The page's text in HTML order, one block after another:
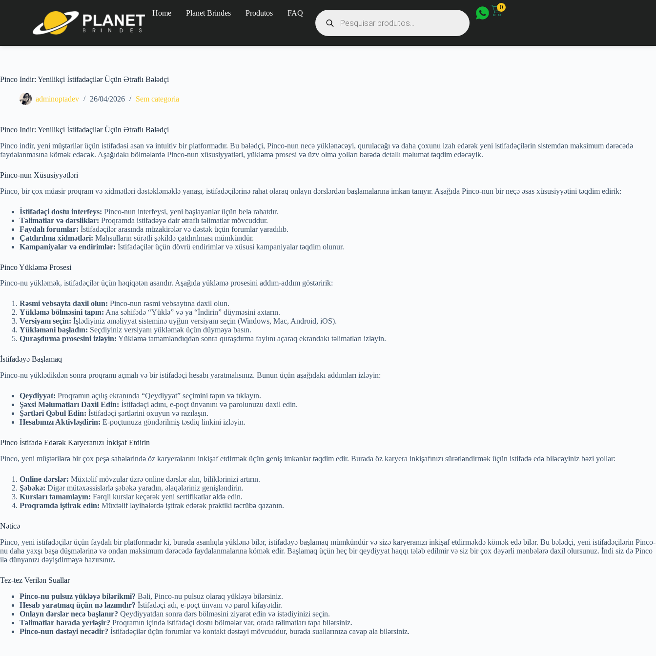
Home Planet Brindes Produtos FAQ
0
Pinco Indir: Yenilikçi İstifadəçilər Üçün Ətraflı Bələdçi
adminoptadev 26/04/2026 Sem categoria
Pinco Indir: Yenilikçi İstifadəçilər Üçün Ətraflı Bələdçi
Pinco indir, yeni müştərilər üçün istifadəsi asan və intuitiv bir platformadır. Bu bələdçi, Pinco-nun necə yüklənəcəyi, qurulacağı və daha çoxunu izah edərək yeni istifadəçilərin sistemdən maksimum dərəcədə
faydalanmasına kömək edəcək. Aşağıdakı bölmələrdə Pinco-nun xüsusiyyətləri, yükləmə prosesi və üzv olma yolları barədə detallı məlumat təqdim edəcəyik.
Pinco-nun Xüsusiyyətləri
Pinco, bir çox müasir proqram və xidmətləri dəstəkləməklə yanaşı, istifadəçilərinə rahat olaraq onlayn dərslərdən başlamalarına imkan tanıyır. Aşağıda Pinco-nun bir neçə əsas xüsusiyyətini təqdim edirik:
İstifadəçi dostu interfeys: Pinco-nun interfeysi, yeni başlayanlar üçün belə rahatdır.
Təlimatlar və dərsliklər: Proqramda istifadəyə dair ətraflı təlimatlar mövcuddur.
Faydalı forumlar: İstifadəçilər arasında müzakirələr və dəstək üçün forumlar yaradılıb.
Çatdırılma xidmətləri: Mahsulların sürətli şəkildə çatdırılması mümkündür.
Kampaniyalar və endirimlər: İstifadəçilər üçün dövrü endirimlər və xüsusi kampaniyalar təqdim olunur.
Pinco Yükləmə Prosesi
Pinco-nu yükləmək, istifadəçilər üçün həqiqətən asandır. Aşağıda yükləmə prosesini addım-addım göstəririk:
Rəsmi vebsayta daxil olun: Pinco-nun rəsmi vebsaytına daxil olun.
Yükləmə bölməsini tapın: Ana səhifədə “Yüklə” və ya “İndirin” düyməsini axtarın.
Versiyanı seçin: İşlədiyiniz əməliyyat sisteminə uyğun versiyanı seçin (Windows, Mac, Android, iOS).
Yükləməni başladın: Seçdiyiniz versiyanı yükləmək üçün düyməyə basın.
Quraşdırma prosesini izləyin: Yükləmə tamamlandıqdan sonra quraşdırma faylını açaraq ekrandakı təlimatları izləyin.
İstifadəyə Başlamaq
Pinco-nu yüklədikdən sonra proqramı açmalı və bir istifadəçi hesabı yaratmalısınız. Bunun üçün aşağıdakı addımları izləyin:
Qeydiyyat: Proqramın açılış ekranında “Qeydiyyat” seçimini tapın və tıklayın.
Şəxsi Məlumatları Daxil Edin: İstifadəçi adını, e-poçt ünvanını və parolunuzu daxil edin.
Şərtləri Qəbul Edin: İstifadəçi şərtlərini oxuyun və razılaşın.
Hesabınızı Aktivləşdirin: E-poçtunuza göndərilmiş təsdiq linkini izləyin.
Pinco İstifadə Edərək Karyeranızı İnkişaf Etdirin
Pinco, yeni müştərilərə bir çox peşə sahələrində öz karyeralarını inkişaf etdirmək üçün geniş imkanlar təqdim edir. Burada öz karyera inkişafınızı sürətləndirmək üçün istifadə edə biləcəyiniz bəzi yollar:
Online dərslər: Müxtəlif mövzular üzrə online dərslər alın, biliklərinizi artırın.
Şəbəkə: Digər mütəxəssislərlə şəbəkə yaradın, əlaqələriniz genişləndirin.
Kursları tamamlayın: Fərqli kurslar keçərək yeni sertifikatlar əldə edin.
Proqramda iştirak edin: Müxtəlif layihələrdə iştirak edərək praktiki təcrübə qazanın.
Nəticə
Pinco, yeni istifadəçilər üçün faydalı bir platformadır ki, burada asanlıqla yüklənə bilər, istifadəyə başlamaq mümkündür və sizə karyeranızı inkişaf etdirməkdə kömək edə bilər. Bu bələdçi, yeni istifadəçilərin Pinco-
nu daha yaxşı başa düşmələrinə və ondan maksimum dərəcədə faydalanmalarına kömək edir. Başlamaq üçün heç bir qeydiyyat haqqı tələb edilmir və siz bir çox dəyərli mənbələrə daxil olursunuz. İndi siz də Pinco
ilə dünyanızı dəyişdirməyə hazırsınız.
Tez-tez Verilən Suallar
Pinco-nu pulsuz yükləyə bilərikmi? Bəli, Pinco-nu pulsuz olaraq yükləyə bilərsiniz.
Hesab yaratmaq üçün nə lazımdır? İstifadəçi adı, e-poçt ünvanı və parol kifayətdir.
Onlayn dərslər necə başlanır? Qeydiyyatdan sonra dərs bölməsini ziyarət edin və istədiyinizi seçin.
Təlimatlar harada yerləşir? Proqramın içində istifadəçi dostu bölmələr var, orada təlimatları tapa bilərsiniz.
Pinco-nun dəstəyi necədir? İstifadəçilər üçün forumlar və kontakt dəstəyi mövcuddur, burada suallarınıza cavap ala bilərsiniz.